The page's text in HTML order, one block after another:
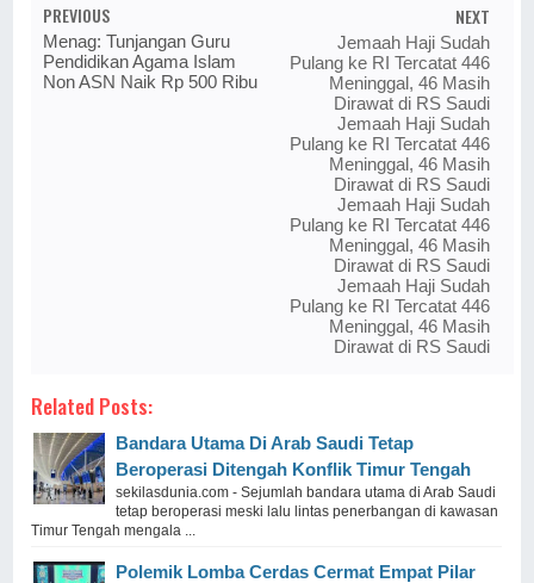
PREVIOUS
Menag: Tunjangan Guru
Pendidikan Agama Islam
Non ASN Naik Rp 500 Ribu
NEXT
Jemaah Haji Sudah
Pulang ke RI Tercatat 446
Meninggal, 46 Masih
Dirawat di RS Saudi
Jemaah Haji Sudah
Pulang ke RI Tercatat 446
Meninggal, 46 Masih
Dirawat di RS Saudi
Jemaah Haji Sudah
Pulang ke RI Tercatat 446
Meninggal, 46 Masih
Dirawat di RS Saudi
Jemaah Haji Sudah
Pulang ke RI Tercatat 446
Meninggal, 46 Masih
Dirawat di RS Saudi
Related Posts:
Bandara Utama Di Arab Saudi Tetap
Beroperasi Ditengah Konflik Timur Tengah
sekilasdunia.com - Sejumlah bandara utama di Arab Saudi
tetap beroperasi meski lalu lintas penerbangan di kawasan
Timur Tengah mengala ...
Polemik Lomba Cerdas Cermat Empat Pilar